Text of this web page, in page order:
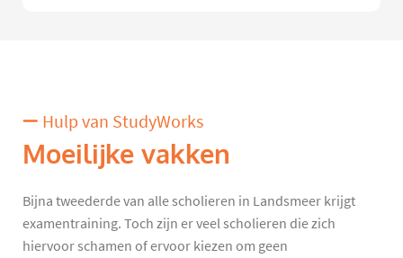
Hulp van StudyWorks
Moeilijke vakken
Bijna tweederde van alle scholieren in Landsmeer krijgt
examentraining. Toch zijn er veel scholieren die zich
hiervoor schamen of ervoor kiezen om geen